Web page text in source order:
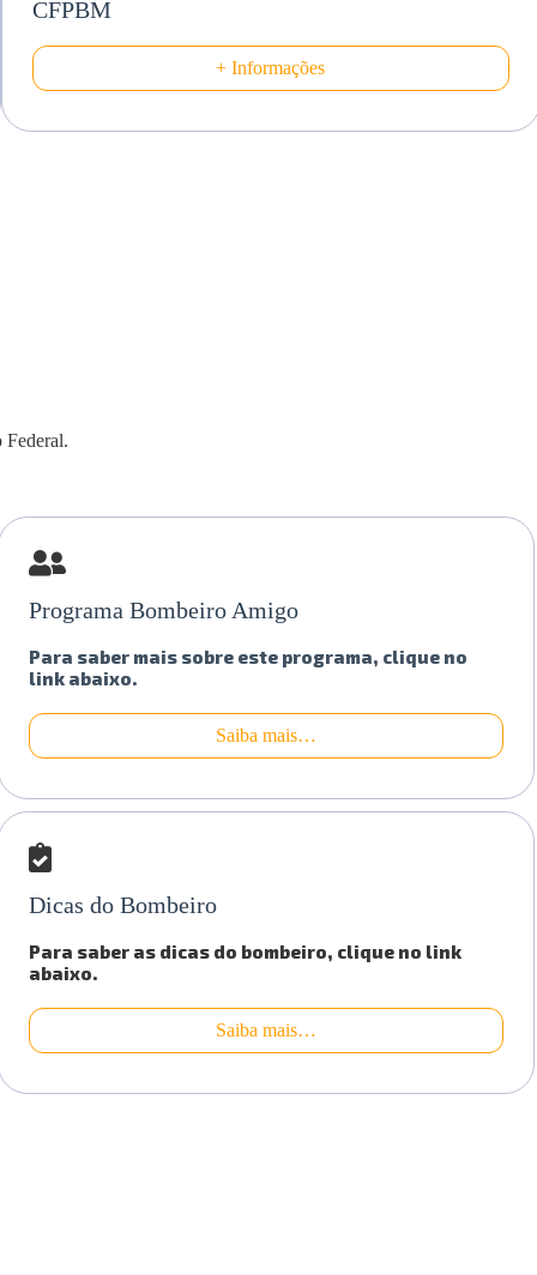
CFPBM
+ Informações
Programa Bombeiro Amigo
Para saber mais sobre este programa, clique no
link abaixo.
Saiba mais…
Dicas do Bombeiro
Para saber as dicas do bombeiro, clique no link
abaixo.
Saiba mais…